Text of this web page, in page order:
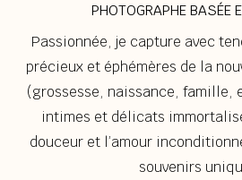
PHOTOGRAPHE BASÉE
Passionnée, je capture avec
précieux et éphémères de la
(grossesse, naissance, famille,
intimes et délicats
douceur et l’amour
souvenirs